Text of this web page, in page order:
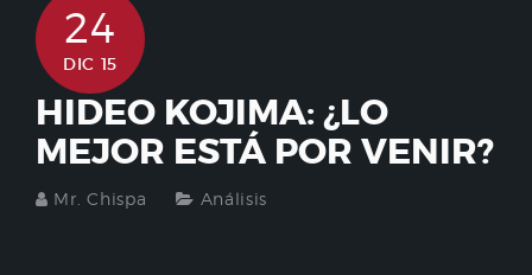
24
DIC 15
HIDEO KOJIMA: ¿LO
MEJOR ESTÁ POR VENIR?
Mr. Chispa Análisis